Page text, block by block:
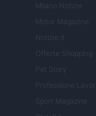
Milano Notizie
Motor Magazine
Notizie.it
Offerte Shopping
Pet Story
Professione Lavoro
Sport Magazine